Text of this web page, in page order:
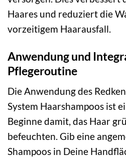
Haares und reduziert die
vorzeitigem Haarausfall.
Anwendung und
Pflegeroutine
Die Anwendung des
System Haarshampoos ist
Beginne damit, das Haar
befeuchten. Gib eine
Shampoos in Deine